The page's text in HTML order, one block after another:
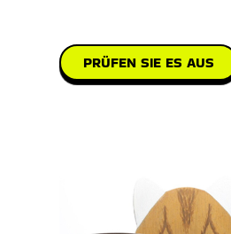
PRÜFEN SIE ES AUS